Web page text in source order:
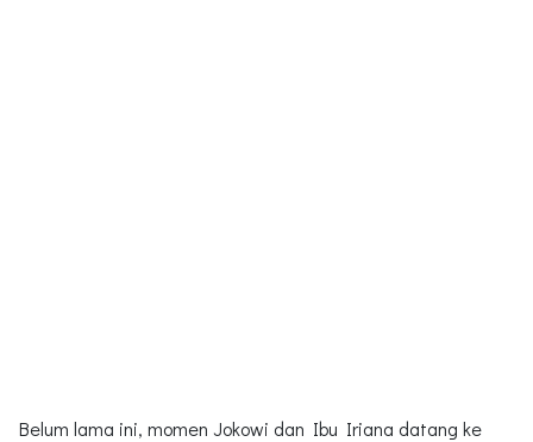
Belum lama ini, momen Jokowi dan Ibu Iriana datang ke